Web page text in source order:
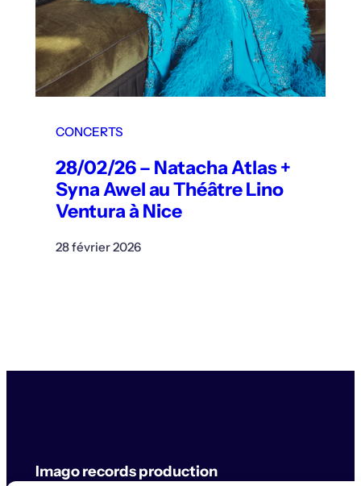
CONCERTS
28/02/26 – Natacha Atlas +
Syna Awel au Théâtre Lino
Ventura à Nice
28 février 2026
Imago records production